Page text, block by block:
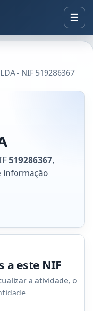
- NIF 519286367
519286367,
informação
a este NIF
a atividade, o